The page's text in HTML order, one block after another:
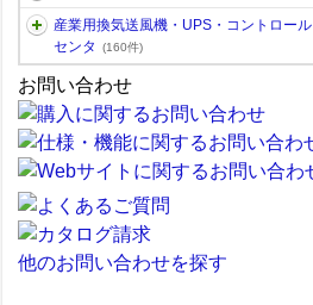
産業用換気送風機・UPS・コントロール
センタ
(160件)
お問い合わせ
他のお問い合わせを探す